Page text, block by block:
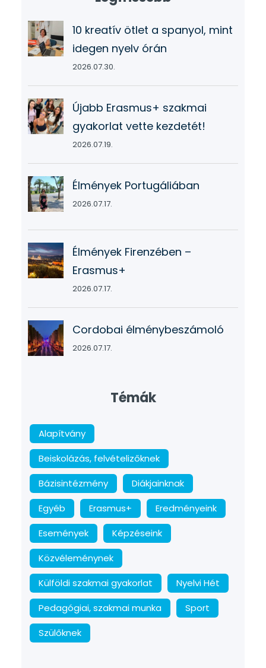
10 kreatív ötlet a spanyol, mint
idegen nyelv órán
2026.07.30.
Újabb Erasmus+ szakmai
gyakorlat vette kezdetét!
2026.07.19.
Élmények Portugáliában
2026.07.17.
Élmények Firenzében –
Erasmus+
2026.07.17.
Cordobai élménybeszámoló
2026.07.17.
Témák
Alapítvány
Beiskolázás, felvételizőknek
Bázisintézmény
Diákjainknak
Egyéb
Erasmus+
Eredményeink
Események
Képzéseink
Közvéleménynek
Külföldi szakmai gyakorlat
Nyelvi Hét
Pedagógiai, szakmai munka
Sport
Szülőknek